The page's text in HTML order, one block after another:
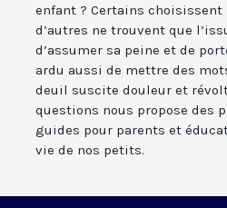
enfant ? Certains
d’autres ne trouvent que
d’assumer sa peine et de
ardu aussi de mettre des
deuil suscite douleur et
questions nous propose des
guides pour parents et
vie de nos petits.